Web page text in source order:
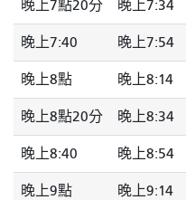
晚上7點20分 晚上7:34
晚上7:40 晚上7:54
晚上8點 晚上8:14
晚上8點20分 晚上8:34
晚上8:40 晚上8:54
晚上9點 晚上9:14